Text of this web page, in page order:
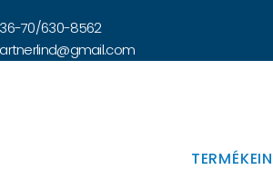
70/630-8562